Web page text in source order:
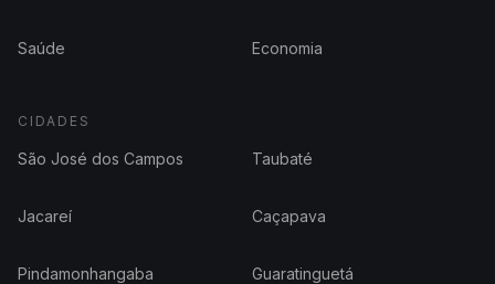
Saúde Economia
CIDADES
São José dos Campos Taubaté
Jacareí Caçapava
Pindamonhangaba Guaratinguetá